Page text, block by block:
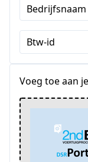
Bedrijfsnaam
Btw-id
Voeg toe aan